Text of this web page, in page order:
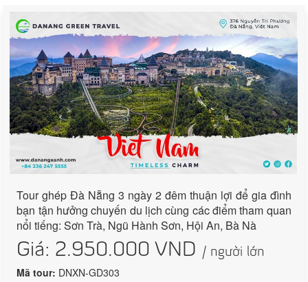
Tour ghép Đà Nẵng 3 ngày 2 đêm thuận lợi để gia đình
bạn tận hưởng chuyến du lịch cùng các điểm tham quan
nổi tiếng: Sơn Trà, Ngũ Hành Sơn, Hội An, Bà Nà
Giá: 2.950.000 VND / người lớn
Mã tour: DNXN-GD303